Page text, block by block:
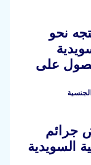
نحو
على
جرائم
السويدية